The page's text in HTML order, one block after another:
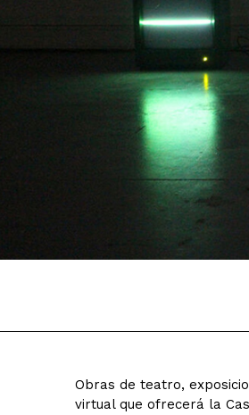
Obras de teatro,
virtual que ofrecerá la